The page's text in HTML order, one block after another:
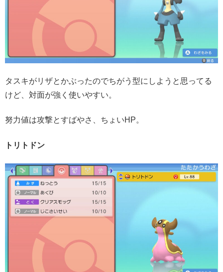
タスキがリザとかぶったのでちがう型にしようと思ってる
けど、対面が強く使いやすい。
努力値は攻撃とすばやさ、ちょいHP。
トリトドン